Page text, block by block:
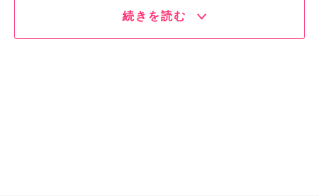
続きを読む